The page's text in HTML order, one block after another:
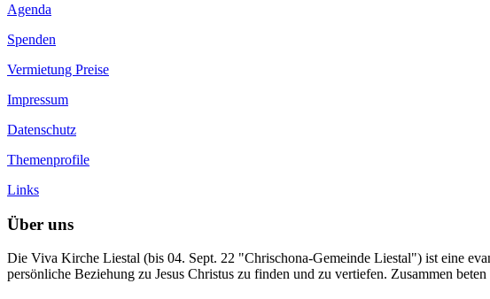
Agenda
Spenden
Vermietung Preise
Impressum
Datenschutz
Themenprofile
Links
Über uns
Die Viva Kirche Liestal (bis 04. Sept. 22 "Chrischona-Gemeinde Liestal") ist eine
persönliche Beziehung zu Jesus Christus zu finden und zu vertiefen. Zusammen